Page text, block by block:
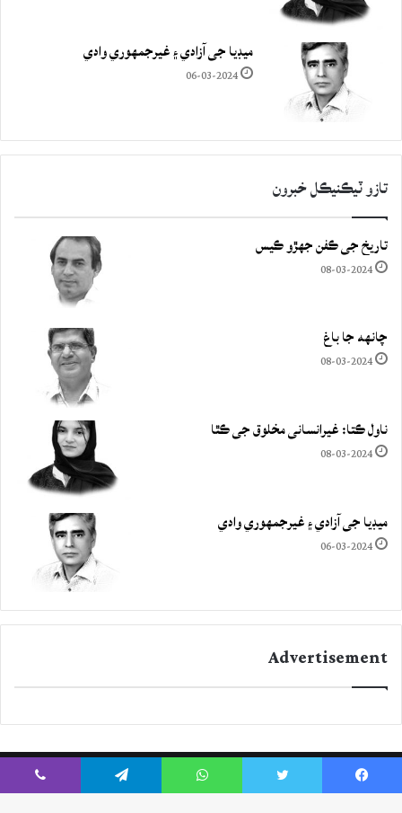
ميڊيا جي آزادي ۽ غيرجمھوري وادي
06-03-2024
تازو ٽيڪنيڪل خبرون
تاريخ جي ڪفن جھڙو ڪيس
08-03-2024
چانهه جا باغ
08-03-2024
ناول ڪتا: غيرانساني مخلوق جي ڪٿا
08-03-2024
ميڊيا جي آزادي ۽ غيرجمھوري وادي
06-03-2024
Advertisement
Facebook
Twitter
YouTube
Instagram Facebook
Twitter
WhatsApp
Telegram
Viber